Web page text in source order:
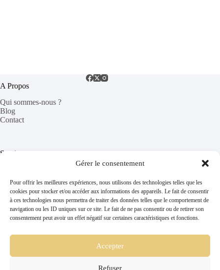
Gérer le consentement
Pour offrir les meilleures expériences, nous utilisons des technologies telles que les
cookies pour stocker et/ou accéder aux informations des appareils. Le fait de consentir
à ces technologies nous permettra de traiter des données telles que le comportement de
navigation ou les ID uniques sur ce site. Le fait de ne pas consentir ou de retirer son
consentement peut avoir un effet négatif sur certaines caractéristiques et fonctions.
Accepter
Refuser
A Propos
Qui sommes-nous ?
Blog
Contact
Services
Trouver un gîte
FAQ
Informations Légales
Mentions Légales
Politique de confidentialité